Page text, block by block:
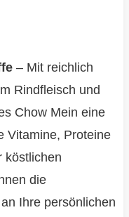
– Mit reichlich
Rindfleisch und
Chow Mein eine
Vitamine, Proteine
köstlichen
die
Ihre persönlichen